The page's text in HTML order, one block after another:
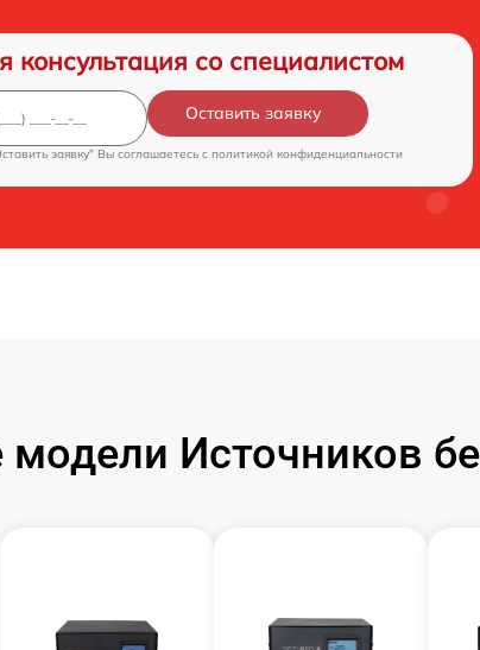
консультация со специалистом
Оставить заявку
заявку" Вы соглашаетесь c политикой конфиденциальности
Источников